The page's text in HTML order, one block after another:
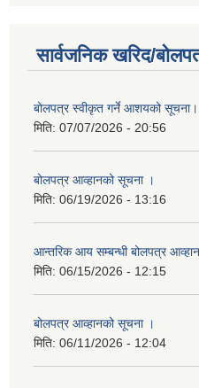
बोलपत्र स्वीकृत गर्ने आशयको सूचना।
मिति:07/07/2026 - 20:56
बोलपत्र आव्हानको सूचना ।
मिति: 06/19/2026 - 13:16
आन्तरिक आय सम्बन्धी बोलपत्र
मिति: 06/15/2026 - 12:15
बोलपत्र आव्हानको सूचना ।
मिति: 06/11/2026 - 12:04
बोलपत्र स्वीकृत गर्ने आशयको सूचना ।
मिति: 05/11/2026 - 13:48